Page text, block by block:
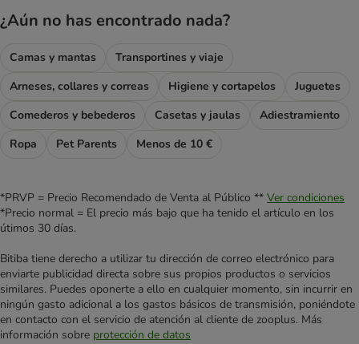
¿Aún no has encontrado nada?
Camas y mantas
Transportines y viaje
Arneses, collares y correas
Higiene y cortapelos
Juguetes
Comederos y bebederos
Casetas y jaulas
Adiestramiento
Ropa
Pet Parents Menos de 10 €
*PRVP = Precio Recomendado de Venta al Público ** Ver condiciones
*Precio normal = El precio más bajo que ha tenido el artículo en los
útimos 30 días.
Bitiba tiene derecho a utilizar tu dirección de correo electrónico para
enviarte publicidad directa sobre sus propios productos o servicios
similares. Puedes oponerte a ello en cualquier momento, sin incurrir en
ningún gasto adicional a los gastos básicos de transmisión, poniéndote
en contacto con el servicio de atención al cliente de zooplus. Más
información sobre protección de datos